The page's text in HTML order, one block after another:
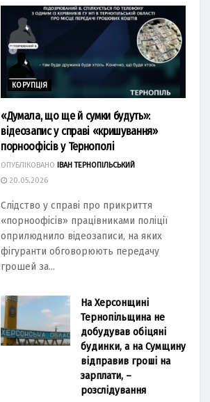
КОРУПЦІЯ
«Думала, що ще й сумки будуть»:
відеозапис у справі «кришування»
порноофісів у Тернополі
ОПУБЛІКОВАНО
ІВАН ТЕРНОПІЛЬСЬКИЙ
20.05.2026
Слідство у справі про прикриття
«порноофісів» працівниками поліції
оприлюднило відеозаписи, на яких
фігуранти обговорюють передачу
грошей за...
На Херсонщині
Тернопільщина не
добудував обіцяні
будинки, а на Сумщину
відправив гроші на
зарплати, –
розслідування